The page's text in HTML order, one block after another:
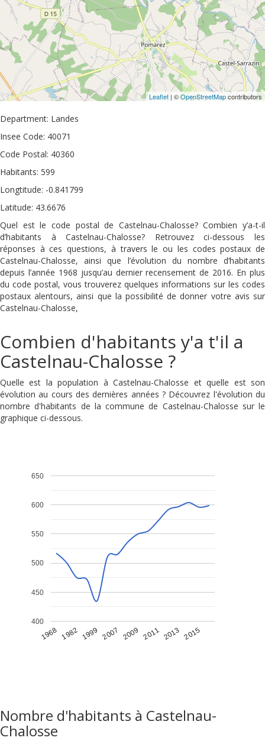
Leaflet | ©OpenStreetMapcontributors
Department: Landes
Insee Code: 40071
Code Postal: 40360
Habitants: 599
Longtitude: -0.841799
Latitude: 43.6676
Quel est le code postal de Castelnau-Chalosse? Combien y’a-t-il
d’habitants à Castelnau-Chalosse? Retrouvez ci-dessous les
réponses à ces questions, à travers le ou les codes postaux de
Castelnau-Chalosse, ainsi que l’évolution du nombre d’habitants
depuis l’année 1968 jusqu’au dernier recensement de 2016. En plus
du code postal, vous trouverez quelques informations sur les codes
postaux alentours, ainsi que la possibilité de donner votre avis sur
Castelnau-Chalosse,
Combien d'habitants y'a t'il a
Castelnau-Chalosse ?
Quelle est la population à Castelnau-Chalosse et quelle est son
évolution au cours des dernières années ? Découvrez l'évolution du
nombre d'habitants de la commune de Castelnau-Chalosse sur le
graphique ci-dessous.
1968 1982 1999 2007 2009 2011 2013 2015
400
450
500
550
600
650
Nombre d'habitants à Castelnau-
Chalosse